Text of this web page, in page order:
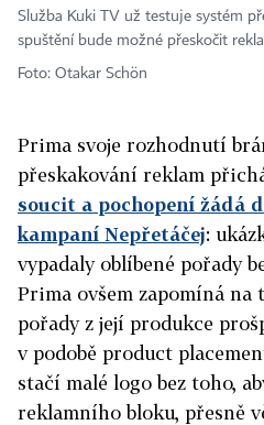
Služba Kuki TV už testuje systém
spuštění bude možné přeskočit
Foto: Otakar Schön
Prima svoje rozhodnutí
přeskakování reklam
soucit a pochopení žádá
kampaní Nepřetáčej:
vypadaly oblíbené pořady
Prima ovšem zapomíná na
pořady z její produkce
v podobě product
stačí malé logo bez toho,
reklamního bloku, přesně